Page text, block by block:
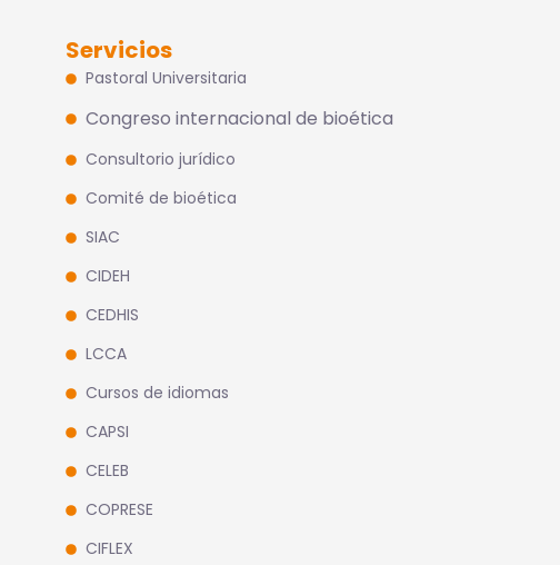
Servicios
Pastoral Universitaria
Congreso internacional de bioética
Consultorio jurídico
Comité de bioética
SIAC
CIDEH
CEDHIS
LCCA
Cursos de idiomas
CAPSI
CELEB
COPRESE
CIFLEX